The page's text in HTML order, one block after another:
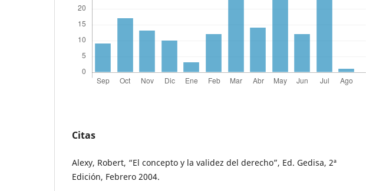
Citas
Alexy, Robert, “El concepto y la validez del derecho”, Ed. Gedisa, 2ª
Edición, Febrero 2004.